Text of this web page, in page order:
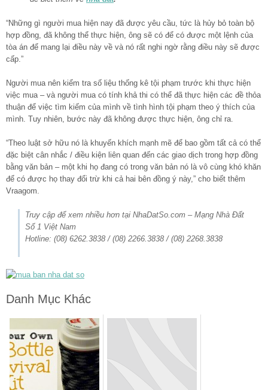
“Những gì người mua hiện nay đã được yêu cầu, tức là hủy bỏ toàn bộ
hợp đồng, đã không thể thực hiện, ông sẽ có để có được một lệnh của
tòa án để mang lại điều này về và nó rất nghi ngờ rằng điều này sẽ được
cấp.”
Người mua nên kiểm tra số liệu thống kê tội phạm trước khi thực hiện
việc mua – và người mua có tính khả thi có thể đã thực hiện các đề thỏa
thuận để việc tìm kiếm của mình về tình hình tội phạm theo ý thích của
mình. Tuy nhiên, bước này đã không được thực hiện, ông chỉ ra.
“Theo luật sở hữu nó là khuyến khích mạnh mẽ để bao gồm tất cả có thể
đặc biệt cân nhắc / điều kiện liên quan đến các giao dịch trong hợp đồng
bằng văn bản – một khi họ đang có trong văn bản nó là vô cùng khó khăn
để có được họ thay đổi trừ khi cả hai bên đồng ý này,” cho biết thêm
Vraagom.
Truy cập để xem nhiều hơn tại NhaDatSo.com – Mạng Nhà Đất
Số 1 Việt Nam
Hotline: (08) 6262.3838 / (08) 2266.3838 / (08) 2268.3838
Danh Mục Khác